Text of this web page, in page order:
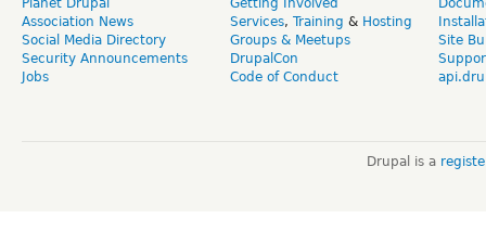
Planet Drupal
Association News
Social Media Directory
Security Announcements
Jobs
Getting Involved
Services, Training & Hosting
Groups & Meetups
DrupalCon
Code of Conduct
Site
Drupal is a